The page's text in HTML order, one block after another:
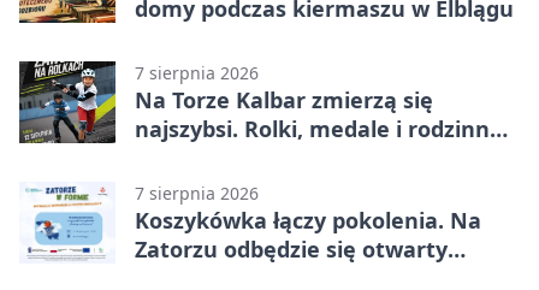
domy podczas kiermaszu w Elblągu
7 sierpnia 2026
Na Torze Kalbar zmierzą się
najszybsi. Rolki, medale i rodzinna
7 sierpnia 2026
Koszykówka łączy pokolenia. Na
Zatorzu odbędzie się otwarty